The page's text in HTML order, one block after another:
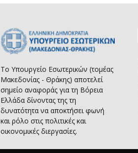
Το Υπουργείο Εσωτερικών (τομέας
Μακεδονίας - Θράκης) αποτελεί
σημείο αναφοράς για τη Βόρεια
Ελλάδα δίνοντας της τη
δυνατότητα να αποκτήσει φωνή
και ρόλο στις πολιτικές και
οικονομικές διεργασίες.